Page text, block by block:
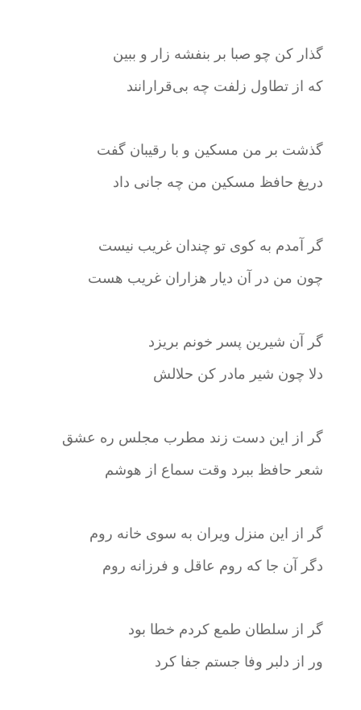
گذار کن چو صبا بر بنفشه زار و ببین
که از تطاول زلفت چه بی‌قرارانند
گذشت بر من مسکین و با رقیبان گفت
دریغ حافظ مسکین من چه جانی داد
گر آمدم به کوی تو چندان غریب نیست
چون من در آن دیار هزاران غریب هست
گر آن شیرین پسر خونم بریزد
دلا چون شیر مادر کن حلالش
گر از این دست زند مطرب مجلس ره عشق
شعر حافظ ببرد وقت سماع از هوشم
گر از این منزل ویران به سوی خانه روم
دگر آن جا که روم عاقل و فرزانه روم
گر از سلطان طمع کردم خطا بود
ور از دلبر وفا جستم جفا کرد